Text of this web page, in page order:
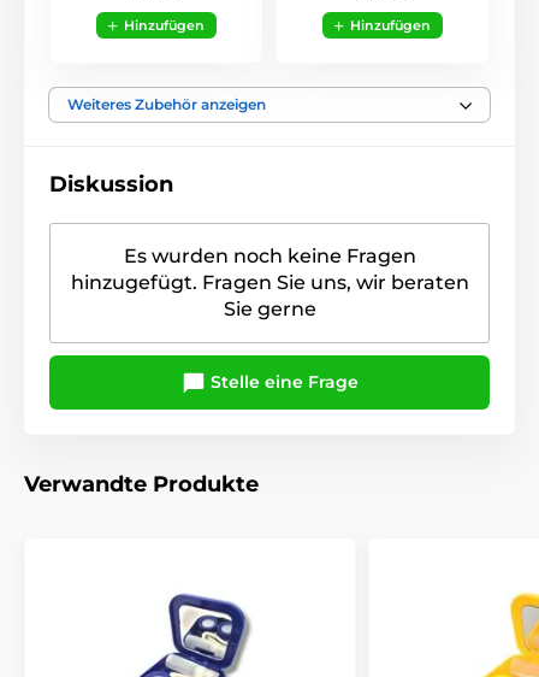
Hinzufügen Hinzufügen
Weiteres Zubehör anzeigen
Diskussion
Es wurden noch keine Fragen
hinzugefügt. Fragen Sie uns, wir beraten
Sie gerne
Stelle eine Frage
Verwandte Produkte